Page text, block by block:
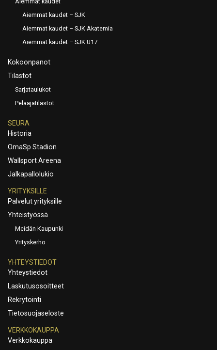
Aiemmat kaudet – SJK
Aiemmat kaudet – SJK Akatemia
Aiemmat kaudet – SJK U17
Kokoonpanot
Tilastot
Sarjataulukot
Pelaajatilastot
SEURA
Historia
OmaSp Stadion
Wallsport Areena
Jalkapallolukio
YRITYKSILLE
Palvelut yrityksille
Yhteistyössä
Meidän Kaupunki
Yrityskerho
YHTEYSTIEDOT
Yhteystiedot
Laskutusosoitteet
Rekrytointi
Tietosuojaseloste
VERKKOKAUPPA
Verkkokauppa